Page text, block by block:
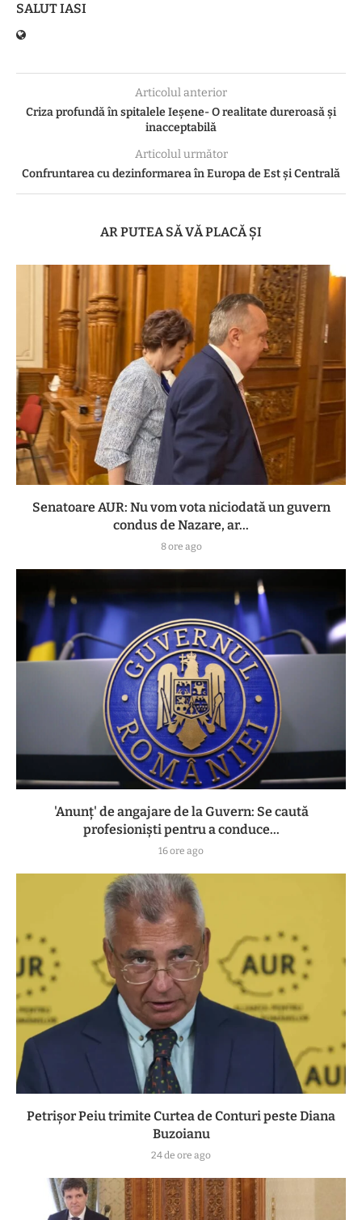
SALUT IASI
Articolul anterior
Criza profundă în spitalele Ieșene- O realitate dureroasă și
inacceptabilă
Articolul următor
Confruntarea cu dezinformarea în Europa de Est și Centrală
AR PUTEA SĂ VĂ PLACĂ ȘI
Senatoare AUR: Nu vom vota niciodată un guvern
condus de Nazare, ar...
8 ore ago
'Anunț' de angajare de la Guvern: Se caută
profesioniști pentru a conduce...
16 ore ago
Petrișor Peiu trimite Curtea de Conturi peste Diana
Buzoianu
24 de ore ago